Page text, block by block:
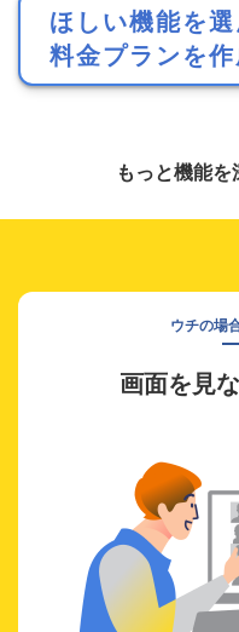
ほしい機能を
料金プランを
もっと機能
ウチの場
画面を見